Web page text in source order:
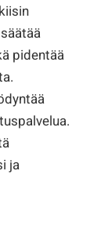
pidentää
ja